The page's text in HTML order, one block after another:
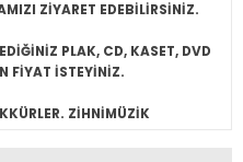
ZİYARET EDEBİLİRSİNİZ.
PLAK, CD, KASET, DVD
FİYAT İSTEYİNİZ.
ZİHNİMÜZİK